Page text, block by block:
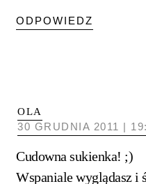
ODPOWIEDZ
OLA
30 GRUDNIA 2011 |
Cudowna sukienka! ;)
Wspaniale wyglądasz i